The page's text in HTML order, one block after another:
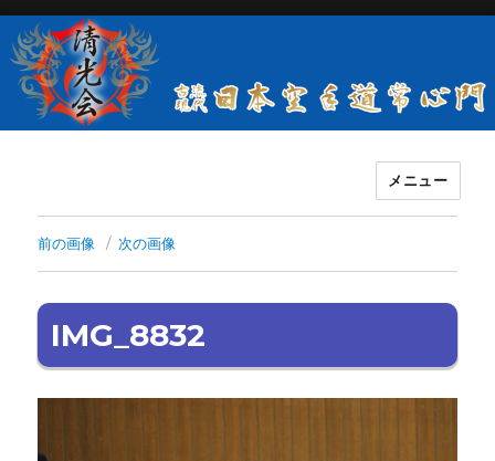
古流現代日本空手道常心門清光会
メニュー
前の画像 次の画像
IMG_8832